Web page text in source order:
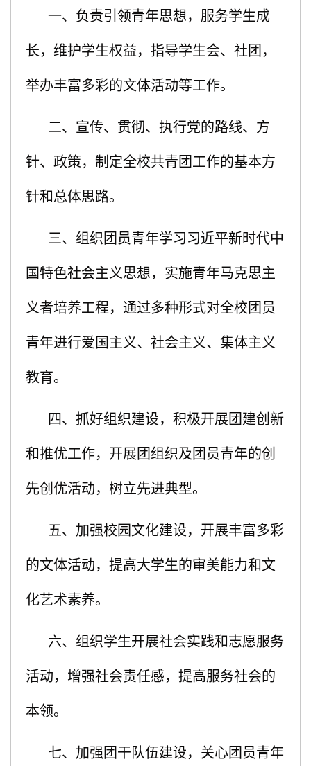
一、负责引领青年思想，服务学生成
长，维护学生权益，指导学生会、社团，
举办丰富多彩的文体活动等工作。
二、宣传、贯彻、执行党的路线、方
针、政策，制定全校共青团工作的基本方
针和总体思路。
三、组织团员青年学习习近平新时代中
国特色社会主义思想，实施青年马克思主
义者培养工程，通过多种形式对全校团员
青年进行爱国主义、社会主义、集体主义
教育。
四、抓好组织建设，积极开展团建创新
和推优工作，开展团组织及团员青年的创
先创优活动，树立先进典型。
五、加强校园文化建设，开展丰富多彩
的文体活动，提高大学生的审美能力和文
化艺术素养。
六、组织学生开展社会实践和志愿服务
活动，增强社会责任感，提高服务社会的
本领。
七、加强团干队伍建设，关心团员青年